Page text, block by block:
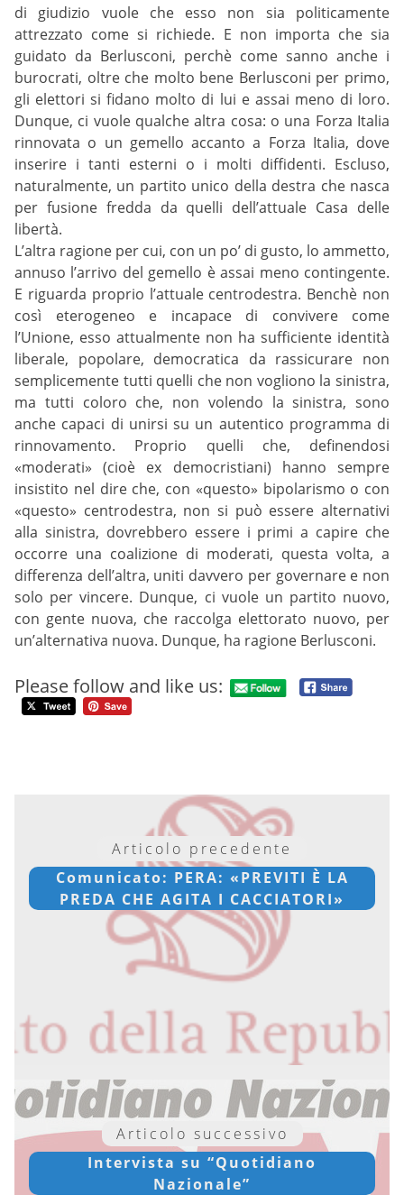
di giudizio vuole che esso non sia politicamente
attrezzato come si richiede. E non importa che sia
guidato da Berlusconi, perchè come sanno anche i
burocrati, oltre che molto bene Berlusconi per primo,
gli elettori si fidano molto di lui e assai meno di loro.
Dunque, ci vuole qualche altra cosa: o una Forza Italia
rinnovata o un gemello accanto a Forza Italia, dove
inserire i tanti esterni o i molti diffidenti. Escluso,
naturalmente, un partito unico della destra che nasca
per fusione fredda da quelli dell’attuale Casa delle
libertà.
L’altra ragione per cui, con un po’ di gusto, lo ammetto,
annuso l’arrivo del gemello è assai meno contingente.
E riguarda proprio l’attuale centrodestra. Benchè non
così eterogeneo e incapace di convivere come
l’Unione, esso attualmente non ha sufficiente identità
liberale, popolare, democratica da rassicurare non
semplicemente tutti quelli che non vogliono la sinistra,
ma tutti coloro che, non volendo la sinistra, sono
anche capaci di unirsi su un autentico programma di
rinnovamento. Proprio quelli che, definendosi
«moderati» (cioè ex democristiani) hanno sempre
insistito nel dire che, con «questo» bipolarismo o con
«questo» centrodestra, non si può essere alternativi
alla sinistra, dovrebbero essere i primi a capire che
occorre una coalizione di moderati, questa volta, a
differenza dell’altra, uniti davvero per governare e non
solo per vincere. Dunque, ci vuole un partito nuovo,
con gente nuova, che raccolga elettorato nuovo, per
un’alternativa nuova. Dunque, ha ragione Berlusconi.
Please follow and like us:
Articolo precedente
Comunicato: PERA: «PREVITI È LA
PREDA CHE AGITA I CACCIATORI»
Articolo successivo
Intervista su “Quotidiano
Nazionale”